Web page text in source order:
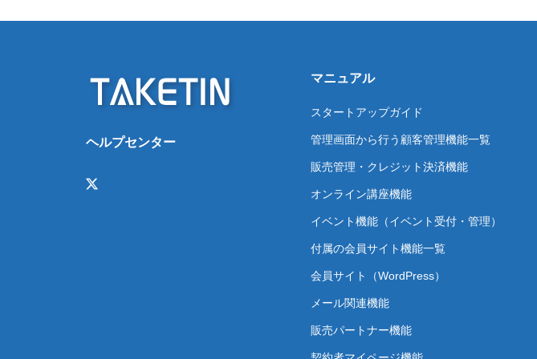
マニュアル
スタートアップガイド
管理画面から行う顧客管理機能一覧
販売管理・クレジット決済機能
オンライン講座機能
イベント機能（イベント受付・管理）
付属の会員サイト機能一覧
会員サイト（WordPress）
メール関連機能
販売パートナー機能
ヘルプセンター